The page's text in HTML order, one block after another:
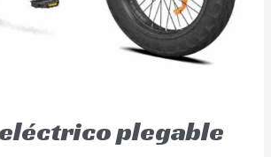
plegable